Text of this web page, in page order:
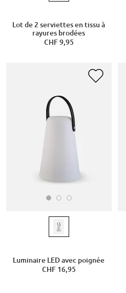
Lot de 2 serviettes en tissu à
rayures brodées
CHF 9,95
Luminaire LED avec poignée
CHF 16,95